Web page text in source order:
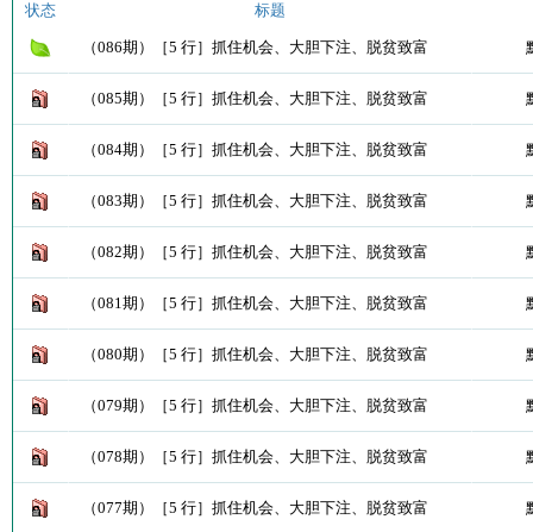
状态
标题
（086期）［5 行］抓住机会、大胆下注、脱贫致富
（085期）［5 行］抓住机会、大胆下注、脱贫致富
（084期）［5 行］抓住机会、大胆下注、脱贫致富
（083期）［5 行］抓住机会、大胆下注、脱贫致富
（082期）［5 行］抓住机会、大胆下注、脱贫致富
（081期）［5 行］抓住机会、大胆下注、脱贫致富
（080期）［5 行］抓住机会、大胆下注、脱贫致富
（079期）［5 行］抓住机会、大胆下注、脱贫致富
（078期）［5 行］抓住机会、大胆下注、脱贫致富
（077期）［5 行］抓住机会、大胆下注、脱贫致富